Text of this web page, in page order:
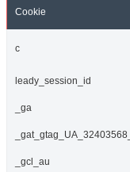
Cookie
c
leady_session_id
_ga
_gcl_au